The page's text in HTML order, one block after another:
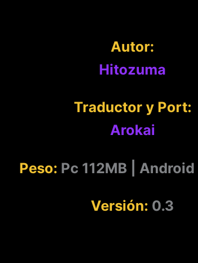
Autor:
Hitozuma
Traductor y Port:
Arokai
Peso: Pc 112MB |
Versión: 0.3